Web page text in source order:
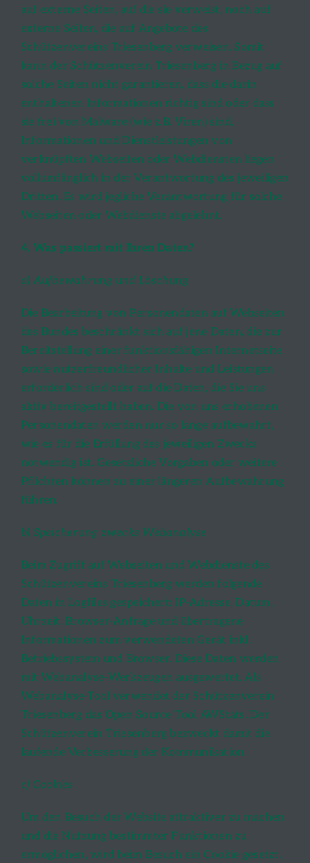
auf externe Seiten, auf die sie verweist, noch auf
externe Seiten, die auf Angebote des
Schützenvereins Triesenberg verweisen. Somit
kann der Schützenverein Triesenberg in Bezug auf
solche Seiten nicht garantieren, dass die darin
enthaltenen Informationen richtig sind oder dass
sie frei von Malware (wie z.B. Viren) sind.
Informationen und Dienstleistungen von
verknüpften Webseiten oder Webdiensten liegen
vollumfänglich in der Verantwortung des jeweiligen
Dritten. Es wird jegliche Verantwortung für solche
Webseiten oder Webdienste abgelehnt.
4. Was passiert mit Ihren Daten?
a) Aufbewahrung und Löschung
Die Bearbeitung von Personendaten auf Webseiten
des Bundes beschränkt sich auf jene Daten, die zur
Bereitstellung einer funktionsfähigen Internetseite
sowie nutzerfreundlicher Inhalte und Leistungen
erforderlich sind oder auf die Daten, die Sie uns
aktiv bereitgestellt haben. Die von uns erhobenen
Personendaten werden nur so lange aufbewahrt,
wie es für die Erfüllung des jeweiligen Zwecks
notwendig ist. Gesetzliche Vorgaben oder weitere
Pflichten können zu einer längeren Aufbewahrung
führen.
b) Speicherung zwecks Webanalyse
Beim Zugriff auf Webseiten und Webdienste des
Schützenvereins Triesenberg werden folgende
Daten in Logfiles gespeichert: IP-Adresse, Datum,
Uhrzeit, Browser-Anfrage und übertragene
Informationen zum verwendeten Gerät inkl.
Betriebssystem und Browser. Diese Daten werden
mit Webanalyse-Werkzeugen ausgewertet. Als
Webanalyse-Tool verwendet der Schützenverein
Triesenberg das Open Source Tool AWStats. Der
Schützenverein Triesenberg bezweckt damit die
laufende Verbesserung der Kommunikation.
c) Cookies
Um den Besuch der Website attraktiver zu machen
und die Nutzung bestimmter Funktionen zu
ermöglichen, wird beim Besuch ein Cookie gesetzt.